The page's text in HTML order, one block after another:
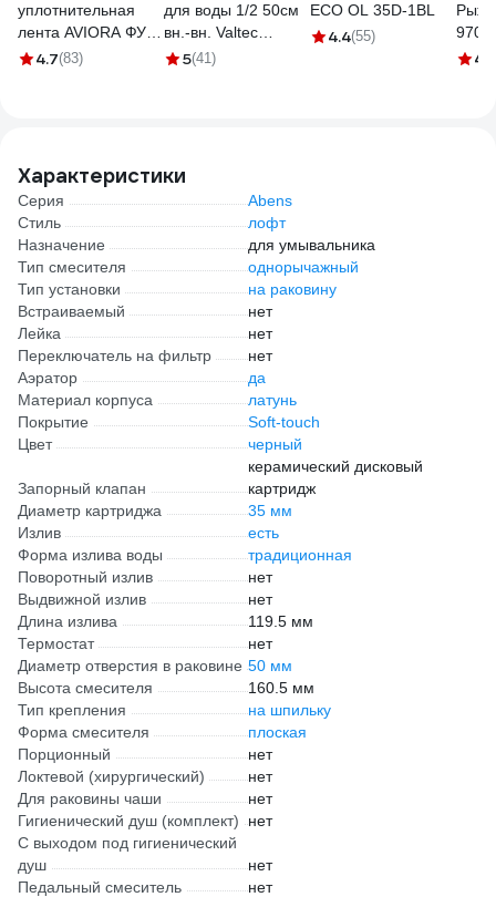
уплотнительная
лента AVIORA ФУМ
12 мм, 10 м 302-
4.7(83)
для воды 1/2 50см
вн.-вн. Valtec
VTf.001.IS.0404050
5(41)
ECO OL 35D-1BL
4.4(55)
4
Характеристики
Серия
Abens
Стиль
лофт
Назначение
для умывальника
Тип смесителя
однорычажный
Тип установки
на раковину
Встраиваемый
нет
Лейка
нет
Переключатель на фильтр
нет
Аэратор
да
Материал корпуса
латунь
Покрытие
Soft-touch
Цвет
черный
Запорный клапан
керамический дисковый
картридж
Диаметр картриджа
35 мм
Излив
есть
Форма излива воды
традиционная
Поворотный излив
нет
Выдвижной излив
нет
Длина излива
119.5 мм
Термостат
нет
Диаметр отверстия в раковине 50 мм
Высота смесителя
160.5 мм
Тип крепления
на шпильку
Форма смесителя
плоская
Порционный
нет
Локтевой (хирургический)
нет
Для раковины чаши
нет
Гигиенический душ (комплект)
нет
С выходом под гигиенический
душ
нет
Педальный смеситель
нет